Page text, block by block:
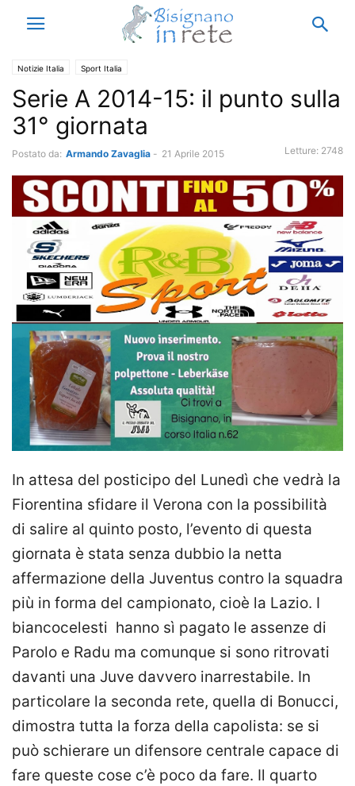
Notizie Italia Sport Italia
Serie A 2014-15: il punto sulla
31° giornata
Postato da: Armando Zavaglia - 21 Aprile 2015 Letture: 2748
In attesa del posticipo del Lunedì che vedrà la
Fiorentina sfidare il Verona con la possibilità
di salire al quinto posto, l’evento di questa
giornata è stata senza dubbio la netta
affermazione della Juventus contro la squadra
più in forma del campionato, cioè la Lazio. I
biancocelesti hanno sì pagato le assenze di
Parolo e Radu ma comunque si sono ritrovati
davanti una Juve davvero inarrestabile. In
particolare la seconda rete, quella di Bonucci,
dimostra tutta la forza della capolista: se si
può schierare un difensore centrale capace di
fare queste cose c’è poco da fare. Il quarto